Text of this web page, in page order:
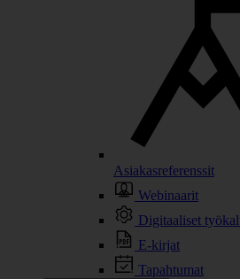
Asiakasreferenssit
Webinaarit
Digitaaliset
E-kirjat
Tapahtumat